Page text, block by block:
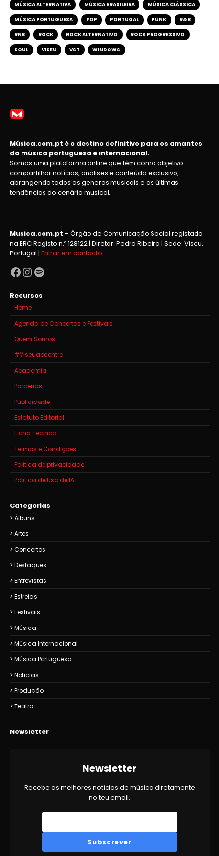
MÚSICA ALTERNATIVA MÚSICA BRASILEIRA MÚSICA CLÁSSICA
MÚSICA PORTUGUESA POP PORTUGAL PUNK R&B
RNB ROCK ROCK ALTERNATIVO ROCK PROGRESSIVO
SOUL VISEU VST WINDOWS
Música.com.pt é o destino definitivo para os amantes
da música portuguesa e internacional.
Somos uma plataforma online que têm como objetivo
compartilhar notícias, análises e conteúdo exclusivo,
abrangendo todos os generos musicais e as últimas
tendências do cenário musical.
Musica.com.pt – Órgão de Comunicação Social registado
na ERC Registo n.º 128122 | Diretor: Pedro Ribeiro | Sede: Viseu,
Portugal | Entrar em contacto
Facebook
Instagram
Spotify
Recursos
Home
Agenda de Concertos e Festivais
Quem Somos
#Viseuaocentro
Academia
Parcerias
Publicidade
Estatuto Editorial
Ficha Técnica
Termos e Condições
Política de privacidade
Política de Uso de IA
Categorias
Álbuns
Artes
Concertos
Destaques
Entrevistas
Estreias
Festivais
Música
Música Internacional
Música Portuguesa
Noticias
Produção
Teatro
Newsletter
Newsletter
Recebe as melhores notícias de música diretamente
no teu email.
Subscrever